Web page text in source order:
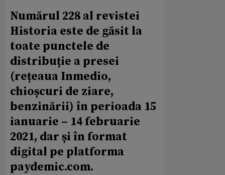
Numărul 228 al revistei
Historia este de găsit la
toate punctele de
distribuție a presei
(rețeaua Inmedio,
chioșcuri de ziare,
benzinării) în perioada 15
ianuarie – 14 februarie
2021, dar și în format
digital pe platforma
paydemic.com.